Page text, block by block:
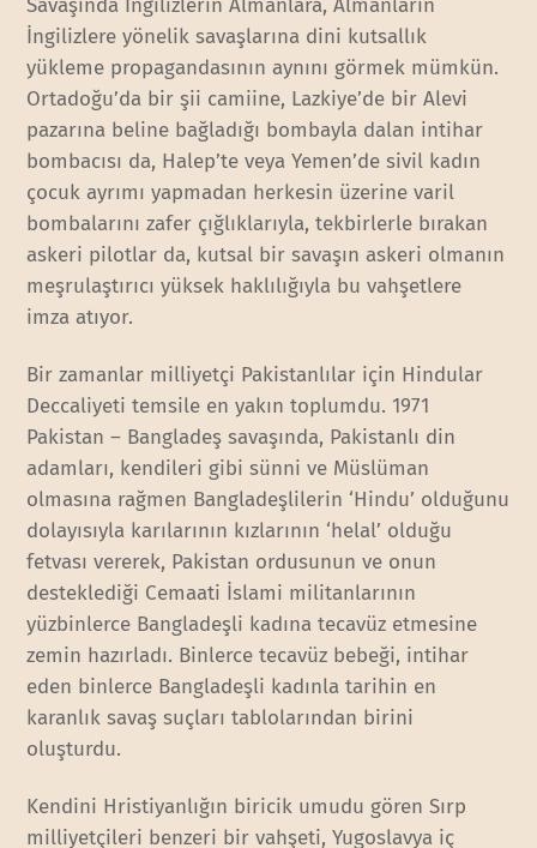
Savaşında İngilizlerin Almanlara, Almanların
İngilizlere yönelik savaşlarına dini kutsallık
yükleme propagandasının aynını görmek mümkün.
Ortadoğu’da bir şii camiine, Lazkiye’de bir Alevi
pazarına beline bağladığı bombayla dalan intihar
bombacısı da, Halep’te veya Yemen’de sivil kadın
çocuk ayrımı yapmadan herkesin üzerine varil
bombalarını zafer çığlıklarıyla, tekbirlerle bırakan
askeri pilotlar da, kutsal bir savaşın askeri olmanın
meşrulaştırıcı yüksek haklılığıyla bu vahşetlere
imza atıyor.
Bir zamanlar milliyetçi Pakistanlılar için Hindular
Deccaliyeti temsile en yakın toplumdu. 1971
Pakistan – Bangladeş savaşında, Pakistanlı din
adamları, kendileri gibi sünni ve Müslüman
olmasına rağmen Bangladeşlilerin ‘Hindu’ olduğunu
dolayısıyla karılarının kızlarının ‘helal’ olduğu
fetvası vererek, Pakistan ordusunun ve onun
desteklediği Cemaati İslami militanlarının
yüzbinlerce Bangladeşli kadına tecavüz etmesine
zemin hazırladı. Binlerce tecavüz bebeği, intihar
eden binlerce Bangladeşli kadınla tarihin en
karanlık savaş suçları tablolarından birini
oluşturdu.
Kendini Hristiyanlığın biricik umudu gören Sırp
milliyetçileri benzeri bir vahşeti, Yugoslavya iç